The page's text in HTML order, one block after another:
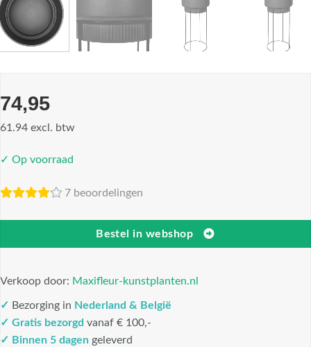
74,95
61.94 excl. btw
✓ Op voorraad
7 beoordelingen
Bestel in webshop
Verkoop door: Maxifleur-kunstplanten.nl
✓ Bezorging in Nederland & België
✓ Gratis bezorgd vanaf € 100,-
✓ Binnen 5 dagen geleverd